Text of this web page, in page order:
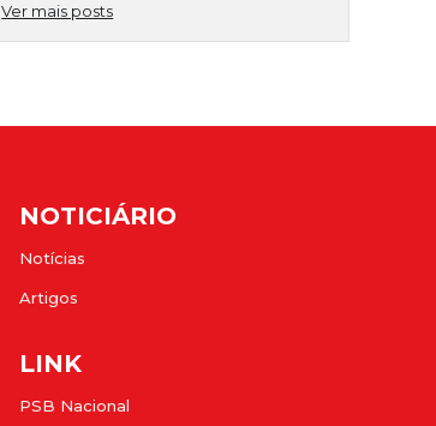
Ver mais posts
NOTICIÁRIO
Notícias
Artigos
LINK
PSB Nacional